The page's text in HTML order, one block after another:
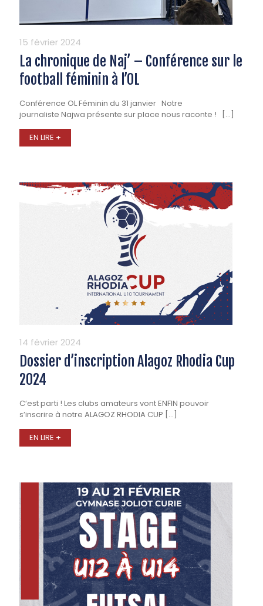
15 février 2024
La chronique de Naj’ – Conférence sur le
football féminin à l’OL
Conférence OL Féminin du 31 janvier Notre
journaliste Najwa présente sur place nous raconte !
[…]
EN LIRE +
14 février 2024
Dossier d’inscription Alagoz Rhodia Cup
2024
C’est parti ! Les clubs amateurs vont ENFIN pouvoir
s’inscrire à notre ALAGOZ RHODIA CUP […]
EN LIRE +